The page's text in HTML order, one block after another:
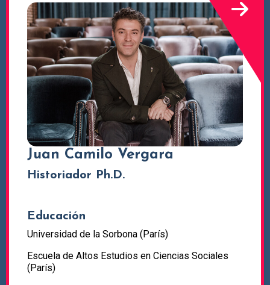
Juan Camilo Vergara
Historiador Ph.D.
Educación
Universidad de la Sorbona (París)
Escuela de Altos Estudios en Ciencias Sociales
(París)